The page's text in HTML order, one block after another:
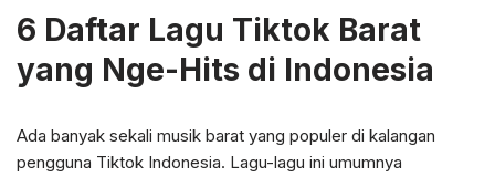
6 Daftar Lagu Tiktok Barat
yang Nge-Hits di Indonesia
Ada banyak sekali musik barat yang populer di kalangan
pengguna Tiktok Indonesia. Lagu-lagu ini umumnya